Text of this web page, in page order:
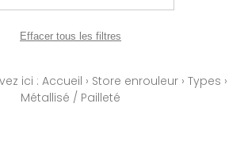
Effacer tous les filtres
ici : Accueil › Store enrouleur › Types ›
Métallisé / Pailleté